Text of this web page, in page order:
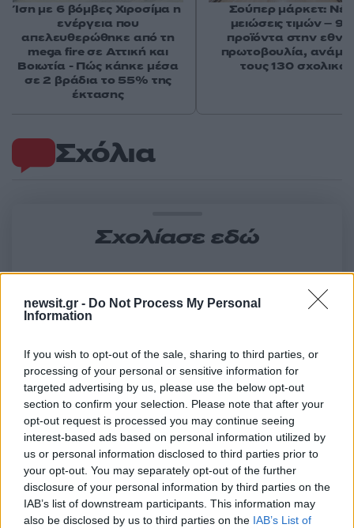
newsit.gr - Do Not Process My Personal
Information
If you wish to opt-out of the sale, sharing to third parties, or
processing of your personal or sensitive information for
targeted advertising by us, please use the below opt-out
section to confirm your selection. Please note that after your
opt-out request is processed you may continue seeing
interest-based ads based on personal information utilized by
us or personal information disclosed to third parties prior to
your opt-out. You may separately opt-out of the further
disclosure of your personal information by third parties on the
IAB’s list of downstream participants. This information may
also be disclosed by us to third parties on the IAB’s List of
Σχόλια
Σχολίασε εδώ
50 /50
2000 /2000
Υποβολή σχολίου
. Το site προστατεύεται από reCAPTCHA, ισχύουν
Πολιτική Απορρήτου&Όροι Χρήσηςτης Google.
Ελλάδα
ΚΑΤΑΔΙΩΞΗ
ΛΙΟΣΙΑ
Ίση με 6 βόμβες Χιροσίμα η
ενέργεια που
απελευθερώθηκε από τη
mega fire σε Αττική και
Βοιωτία - Πώς κάηκε μέσα
σε 2 βράδια το 55% της
έκτασης
Σούπερ μάρκετ:
μειώσεις τιμών –
προϊόντα στην
πρωτοβουλία,
τους 130 σχολικά